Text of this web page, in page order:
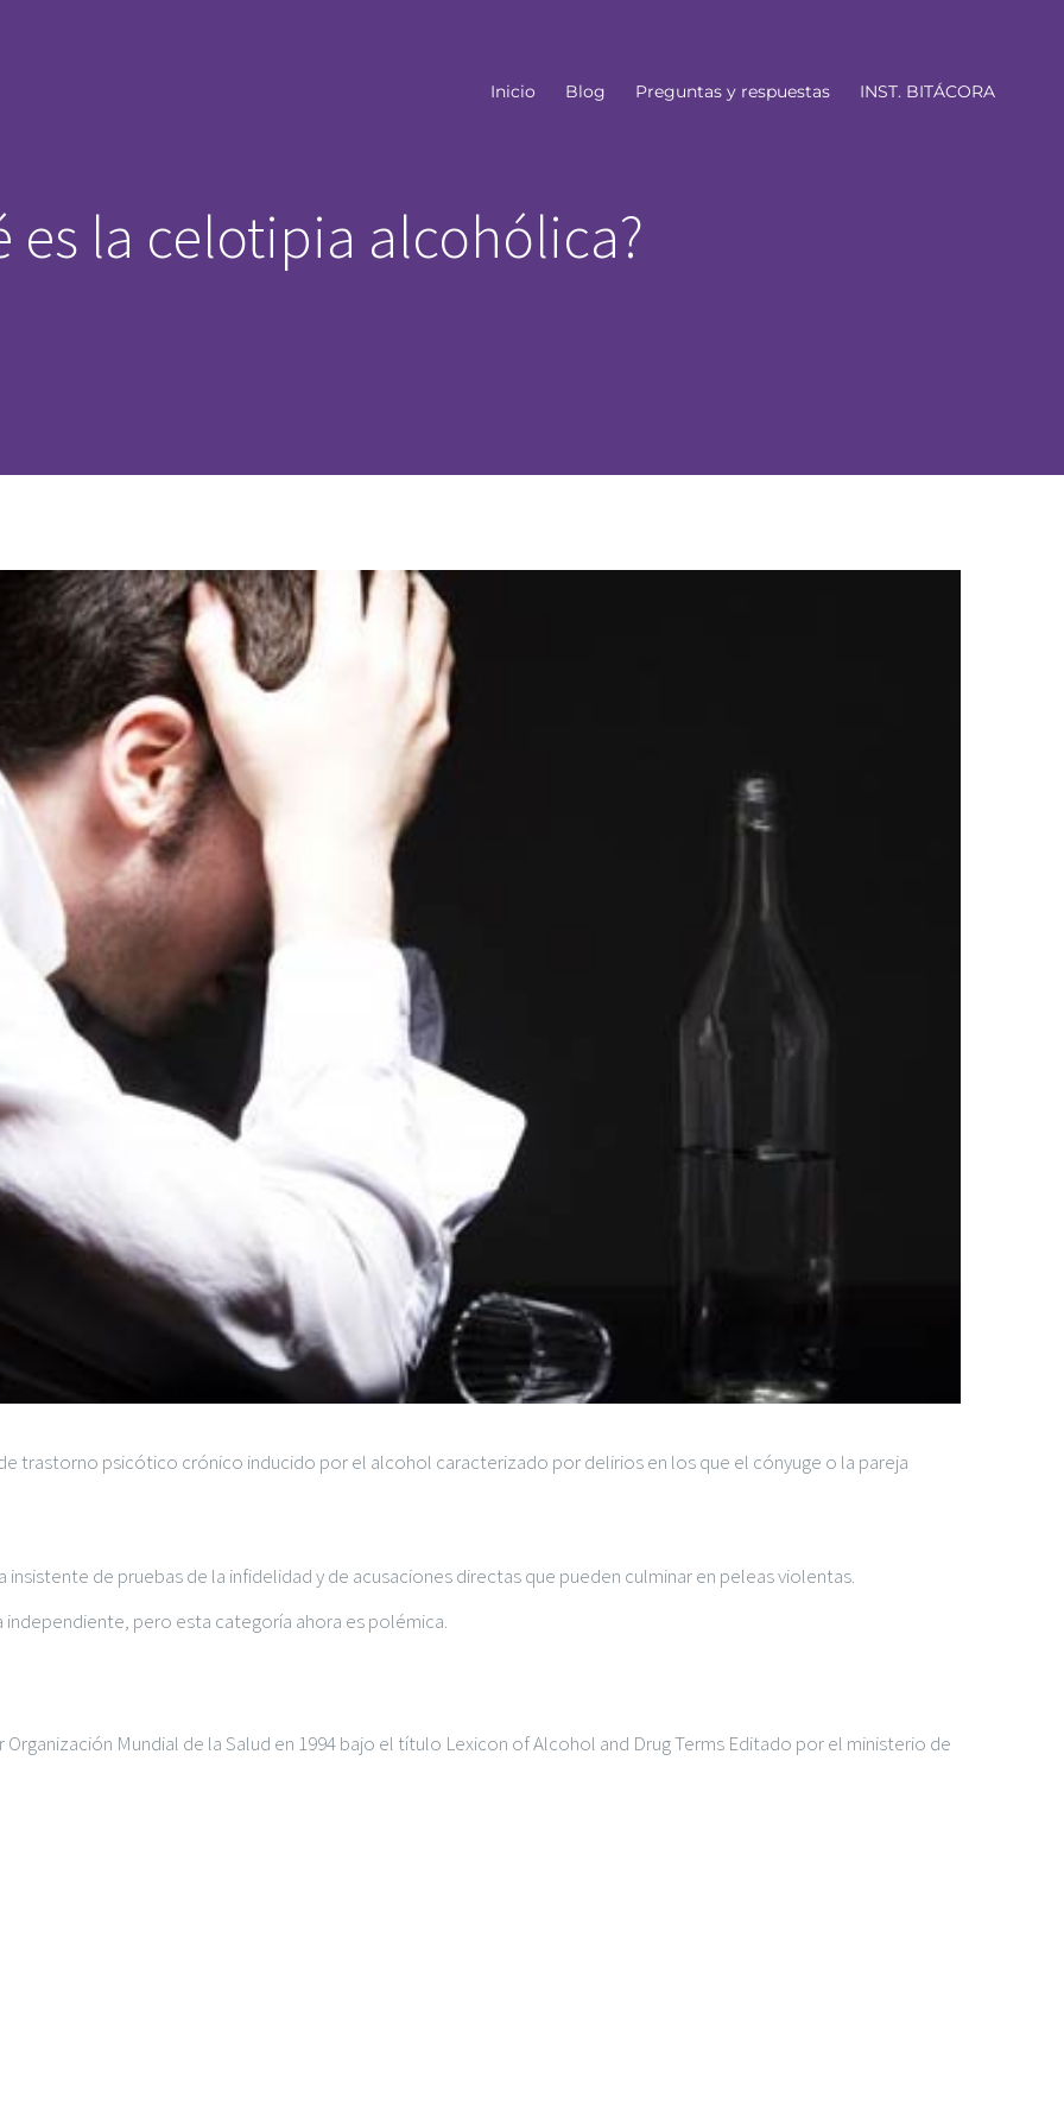
Inicio Blog Preguntas y respuestas INST. BITÁCORA
es la celotipia alcohólica?
trastorno psicótico crónico inducido por el alcohol caracterizado por delirios en los que el cónyuge o la pareja
de pruebas de la infidelidad y de acusaciones directas que pueden culminar en peleas violentas.
pero esta categoría ahora es polémica.
Mundial de la Salud en 1994 bajo el título Lexicon of Alcohol and Drug Terms Editado por el ministerio de